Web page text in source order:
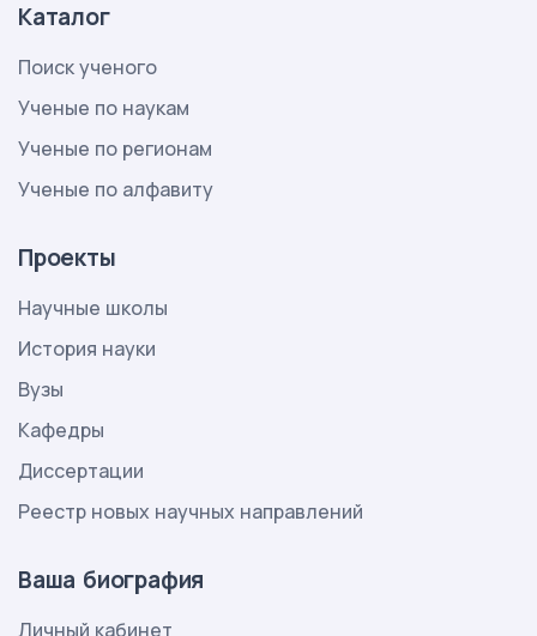
Каталог
Поиск ученого
Ученые по наукам
Ученые по регионам
Ученые по алфавиту
Проекты
Научные школы
История науки
Вузы
Кафедры
Диссертации
Реестр новых научных направлений
Ваша биография
Личный кабинет